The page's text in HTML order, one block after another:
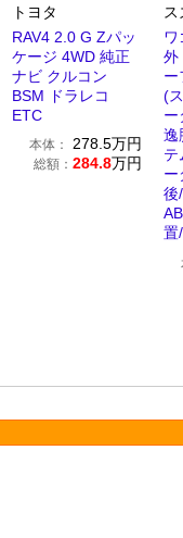
トヨタ
RAV4 2.0 G Zパッ
ケージ 4WD 純正
ナビ クルコン
BSM ドラレコ
ETC
本体： 278.5万円
総額： 284.8万円
ス
ワ
外
ー
(
ー
逸
テ
ー
後
置